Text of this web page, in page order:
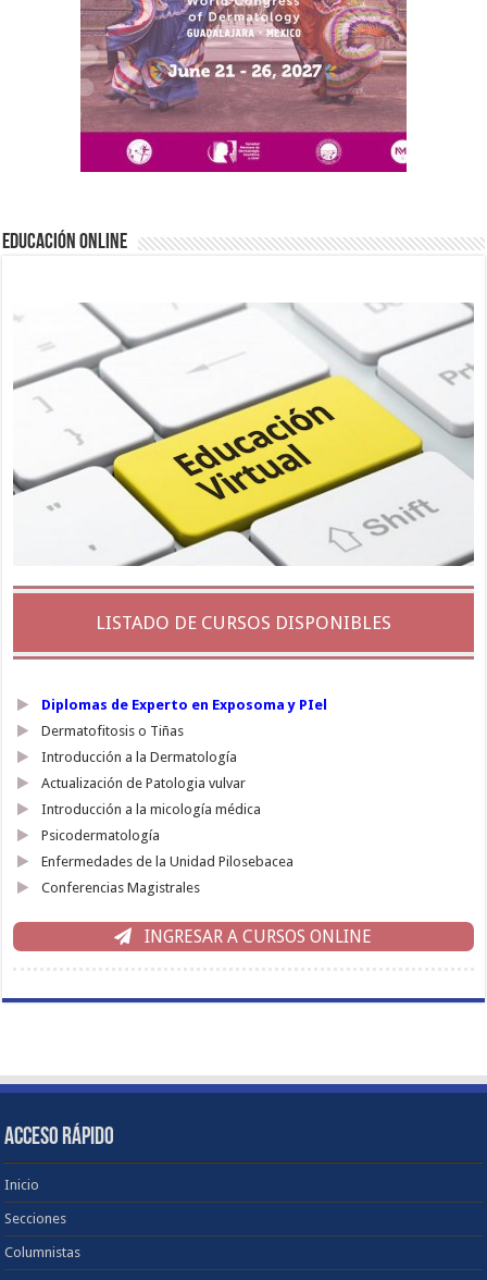
EDUCACIÓN ONLINE
LISTADO DE CURSOS DISPONIBLES
Diplomas de Experto en Exposoma y PIel
Dermatofitosis o Tiñas
Introducción a la Dermatología
Actualización de Patologia vulvar
Introducción a la micología médica
Psicodermatología
Enfermedades de la Unidad Pilosebacea
Conferencias Magistrales
INGRESAR A CURSOS ONLINE
ACCESO RÁPIDO
Inicio
Secciones
Columnistas